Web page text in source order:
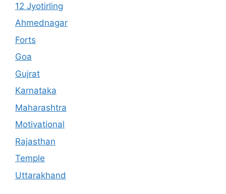
12 Jyotirling
Ahmednagar
Forts
Goa
Gujrat
Karnataka
Maharashtra
Motivational
Rajasthan
Temple
Uttarakhand